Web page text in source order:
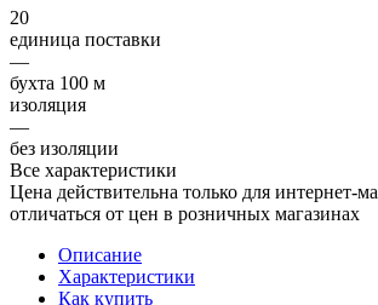
20
единица поставки
—
бухта 100 м
изоляция
—
без изоляции
Все характеристики
Цена действительна только для интернет-
отличаться от цен в розничных магазинах
Описание
Характеристики
Как купить